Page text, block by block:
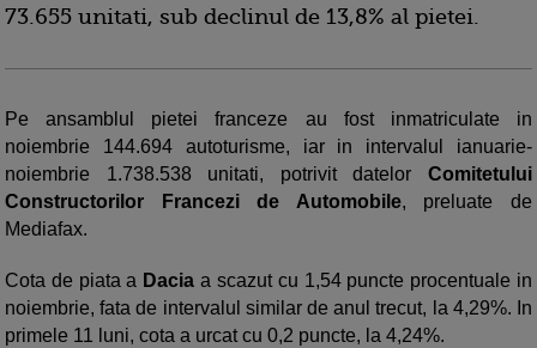
73.655 unitati, sub declinul de 13,8% al pietei.
Pe ansamblul pietei franceze au fost inmatriculate in
noiembrie 144.694 autoturisme, iar in intervalul ianuarie-
noiembrie 1.738.538 unitati, potrivit datelor Comitetului
Constructorilor Francezi de Automobile, preluate de
Mediafax.
Cota de piata a Daciaa scazut cu 1,54 puncte procentuale in
noiembrie, fata de intervalul similar de anul trecut, la 4,29%. In
primele 11 luni, cota a urcat cu 0,2 puncte, la 4,24%.